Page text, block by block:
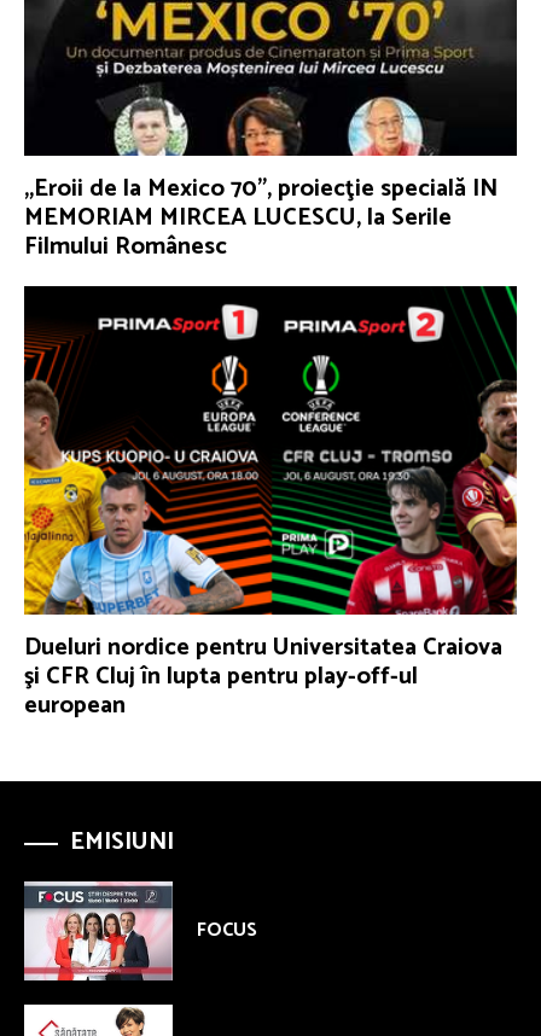
„Eroii de la Mexico 70”, proiecţie specială IN
MEMORIAM MIRCEA LUCESCU, la Serile
Filmului Românesc
Dueluri nordice pentru Universitatea Craiova
şi CFR Cluj în lupta pentru play-off-ul
european
EMISIUNI
FOCUS